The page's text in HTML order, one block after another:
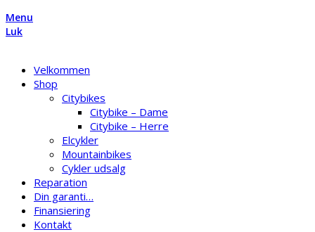
Menu
Luk
Velkommen
Shop
Citybikes
Citybike – Dame
Citybike – Herre
Elcykler
Mountainbikes
Cykler udsalg
Reparation
Din garanti…
Finansiering
Kontakt